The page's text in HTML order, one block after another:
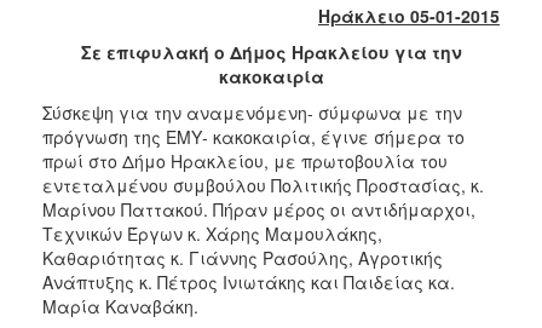
2018
2016
2015
2013
2012
2011
2010
Ηράκλειο 05-01-2015
Σε επιφυλακή ο Δήμος Ηρακλείου για την
κακοκαιρία
Σύσκεψη για την αναμενόμενη- σύμφωνα με την
πρόγνωση της ΕΜΥ- κακοκαιρία, έγινε σήμερα το
πρωί στο Δήμο Ηρακλείου, με πρωτοβουλία του
εντεταλμένου συμβούλου Πολιτικής Προστασίας, κ.
Μαρίνου Παττακού. Πήραν μέρος οι αντιδήμαρχοι,
Τεχνικών Έργων κ. Χάρης Μαμουλάκης,
Καθαριότητας κ. Γιάννης Ρασούλης, Αγροτικής
Ανάπτυξης κ. Πέτρος Ινιωτάκης και Παιδείας κα.
Μαρία Καναβάκη.